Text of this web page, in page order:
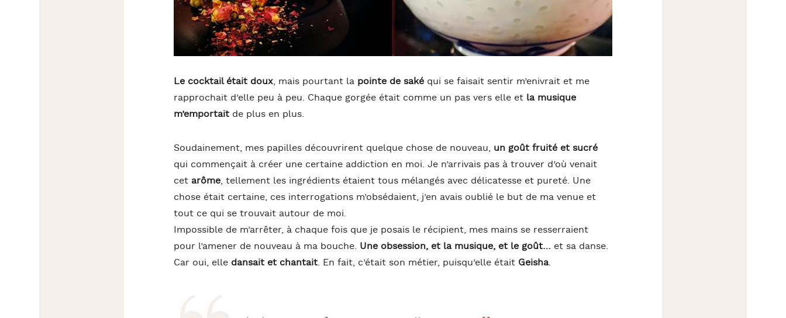
Le cocktail était doux, mais pourtant la pointe de saké qui se faisait sentir m’enivrait et me
rapprochait d’elle peu à peu. Chaque gorgée était comme un pas vers elle et la musique
m’emportait de plus en plus.
Soudainement, mes papilles découvrirent quelque chose de nouveau, un goût fruité et sucré
qui commençait à créer une certaine addiction en moi. Je n’arrivais pas à trouver d’où venait
cet arôme, tellement les ingrédients étaient tous mélangés avec délicatesse et pureté. Une
chose était certaine, ces interrogations m’obsédaient, j’en avais oublié le but de ma venue et
tout ce qui se trouvait autour de moi.
Impossible de m’arrêter, à chaque fois que je posais le récipient, mes mains se resserraient
pour l’amener de nouveau à ma bouche. Une obsession, et la musique, et le goût… et sa danse.
Car oui, elle dansait et chantait. En fait, c’était son métier, puisqu’elle était Geisha.